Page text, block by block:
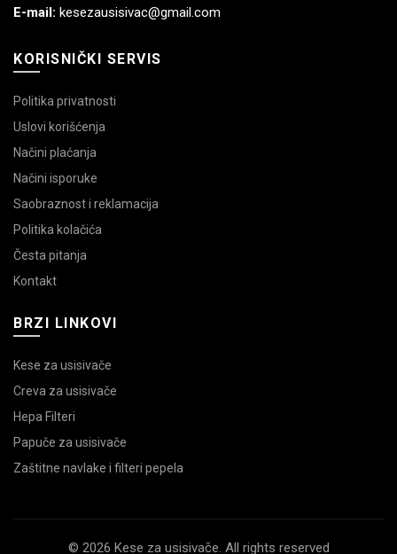
E-mail: kesezausisivac@gmail.com
KORISNIČKI SERVIS
Politika privatnosti
Uslovi korišćenja
Načini plaćanja
Načini isporuke
Saobraznost i reklamacija
Politika kolačića
Česta pitanja
Kontakt
BRZI LINKOVI
Kese za usisivače
Creva za usisivače
Hepa Filteri
Papuče za usisivače
Zaštitne navlake i filteri pepela
© 2026 Kese za usisivače. All rights reserved